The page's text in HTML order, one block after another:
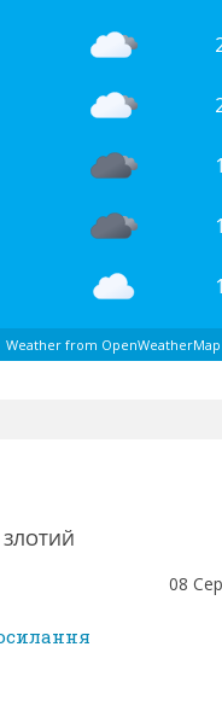
Weather from OpenWeatherMap
08 Сер